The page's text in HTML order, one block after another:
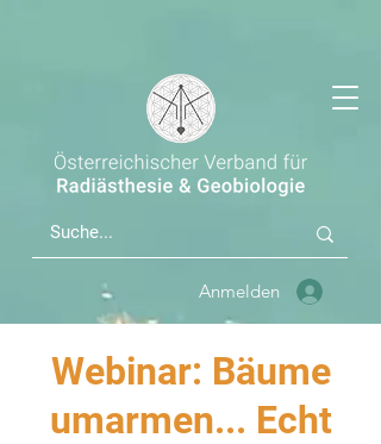
Anmelden
Webinar: Bäume
umarmen... Echt